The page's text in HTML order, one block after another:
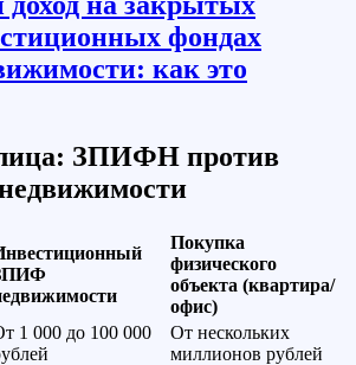
ЗПИФН против
Покупка
физического
объекта (квартира/
офис)
1 000 до 100 000
От нескольких
миллионов рублей